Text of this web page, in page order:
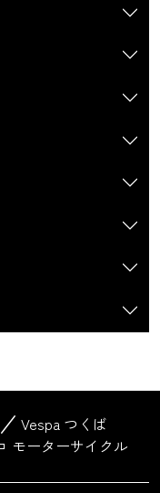
Vespa つくば
モーターサイクル